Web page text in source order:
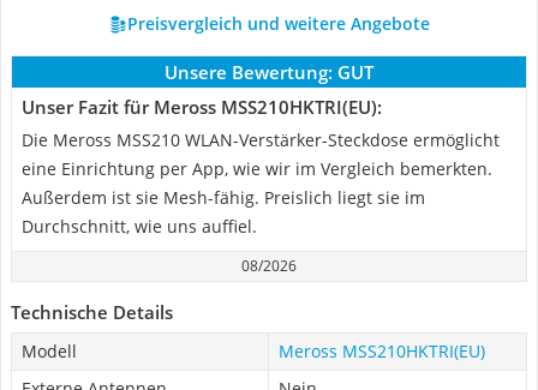
Preisvergleich und weitere Angebote
Unsere Bewertung: GUT
Unser Fazit für Meross ‎MSS210HKTRI(EU):
Die Meross MSS210 WLAN-Verstärker-Steckdose ermöglicht
eine Einrichtung per App, wie wir im Vergleich bemerkten.
Außerdem ist sie Mesh-fähig. Preislich liegt sie im
Durchschnitt, wie uns auffiel.
08/2026
Technische Details
Modell
Meross ‎MSS210HKTRI(EU)